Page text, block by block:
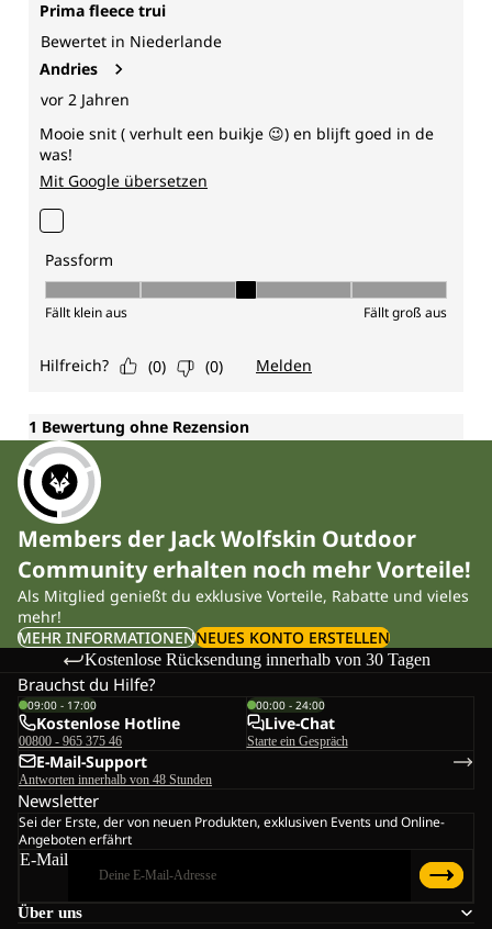
Members der Jack Wolfskin Outdoor
Community erhalten noch mehr Vorteile!
Als Mitglied genießt du exklusive Vorteile, Rabatte und vieles
mehr!
MEHR INFORMATIONENNEUES KONTO ERSTELLEN
Kostenlose Rücksendung innerhalb von 30 Tagen
Über uns
Brauchst du Hilfe?
09:00 - 17:00
Kostenlose Hotline
00800 - 965 375 46
00:00 - 24:00
Live-Chat
Starte ein Gespräch
E-Mail-Support
Antworten innerhalb von 48 Stunden
Newsletter
Sei der Erste, der von neuen Produkten, exklusiven Events und Online-
Angeboten erfährt
E-Mail